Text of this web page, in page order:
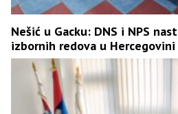
Nešić u Gacku: DNS i NPS
izbornih redova u Hercegovini